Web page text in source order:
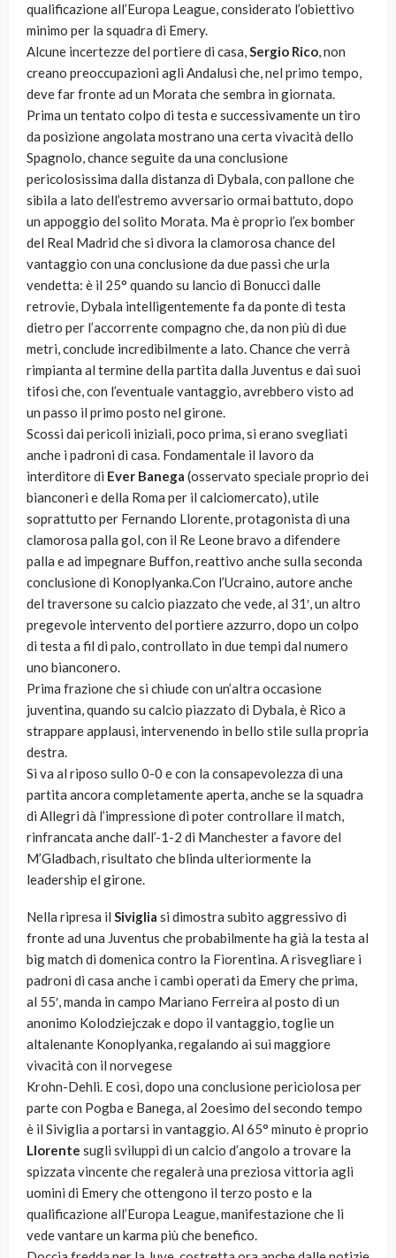
qualificazione all’Europa League, considerato l’obiettivo
minimo per la squadra di Emery.
Alcune incertezze del portiere di casa,Sergio Rico, non
creano preoccupazioni agli Andalusi che, nel primo tempo,
deve far fronte ad un Morata che sembra in giornata.
Prima un tentato colpo di testa e successivamente un tiro
da posizione angolata mostrano una certa vivacità dello
Spagnolo, chance seguite da una conclusione
pericolosissima dalla distanza di Dybala, con pallone che
sibila a lato dell’estremo avversario ormai battuto, dopo
un appoggio del solito Morata. Ma è proprio l’ex bomber
del Real Madrid che si divora la clamorosa chance del
vantaggio con una conclusione da due passi che urla
vendetta: è il 25° quando su lancio di Bonucci dalle
retrovie, Dybala intelligentemente fa da ponte di testa
dietro per l’accorrente compagno che, da non più di due
metri, conclude incredibilmente a lato. Chance che verrà
rimpianta al termine della partita dalla Juventus e dai suoi
tifosi che, con l’eventuale vantaggio, avrebbero visto ad
un passo il primo posto nel girone.
Scossi dai pericoli iniziali, poco prima, si erano svegliati
anche i padroni di casa. Fondamentale il lavoro da
interditore di Ever Banega (osservato speciale proprio dei
bianconeri e della Roma per il calciomercato), utile
soprattutto per Fernando Llorente, protagonista di una
clamorosa palla gol, con il Re Leone bravo a difendere
palla e ad impegnare Buffon, reattivo anche sulla seconda
conclusione di Konoplyanka.Con l’Ucraino, autore anche
del traversone su calcio piazzato che vede, al 31′, un altro
pregevole intervento del portiere azzurro, dopo un colpo
di testa a fil di palo, controllato in due tempi dal numero
uno bianconero.
Prima frazione che si chiude con un’altra occasione
juventina, quando su calcio piazzato di Dybala, è Rico a
strappare applausi, intervenendo in bello stile sulla propria
destra.
Si va al riposo sullo 0-0 e con la consapevolezza di una
partita ancora completamente aperta, anche se la squadra
di Allegri dà l’impressione di poter controllare il match,
rinfrancata anche dall’-1-2 di Manchester a favore del
M’Gladbach, risultato che blinda ulteriormente la
leadership el girone.
Nella ripresa il Siviglia si dimostra subito aggressivo di
fronte ad una Juventus che probabilmente ha già la testa al
big match di domenica contro la Fiorentina. A risvegliare i
padroni di casa anche i cambi operati da Emery che prima,
al 55′, manda in campo Mariano Ferreira al posto di un
anonimo Kolodziejczak e dopo il vantaggio, toglie un
altalenante Konoplyanka, regalando ai sui maggiore
vivacità con il norvegese
Krohn-Dehli. E così, dopo una conclusione periciolosa per
parte con Pogba e Banega, al 2oesimo del secondo tempo
è il Siviglia a portarsi in vantaggio. Al 65° minuto è proprio
Llorente sugli sviluppi di un calcio d’angolo a trovare la
spizzata vincente che regalerà una preziosa vittoria agli
uomini di Emery che ottengono il terzo posto e la
qualificazione all’Europa League, manifestazione che li
vede vantare un karma più che benefico.